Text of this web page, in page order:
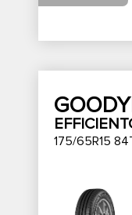
175/65R15